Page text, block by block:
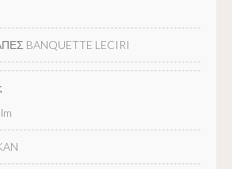
BANQUETTE LECIRI